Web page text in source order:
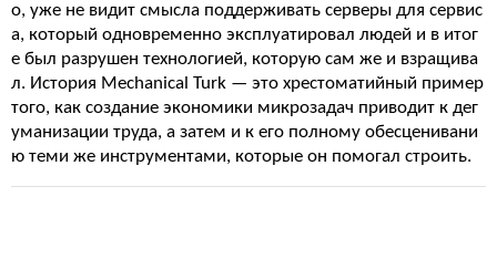
о, уже не видит смысла поддерживать серверы для сервис
а, который одновременно эксплуатировал людей и в итог
е был разрушен технологией, которую сам же и взращива
л. История Mechanical Turk — это хрестоматийный пример
того, как создание экономики микрозадач приводит к дег
уманизации труда, а затем и к его полному обесценивани
ю теми же инструментами, которые он помогал строить.